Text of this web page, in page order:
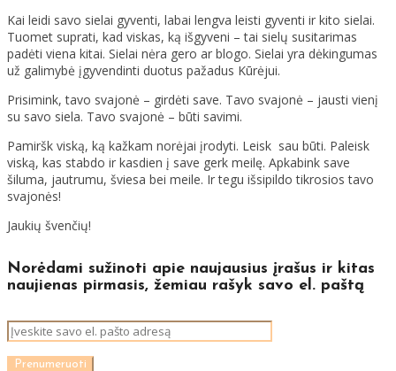
Kai leidi savo sielai gyventi, labai lengva leisti gyventi ir kito sielai.
Tuomet suprati, kad viskas, ką išgyveni – tai sielų susitarimas
padėti viena kitai. Sielai nėra gero ar blogo. Sielai yra dėkingumas
už galimybė įgyvendinti duotus pažadus Kūrėjui.
Prisimink, tavo svajonė – girdėti save. Tavo svajonė – jausti vienį
su savo siela. Tavo svajonė – būti savimi.
Pamiršk viską, ką kažkam norėjai įrodyti. Leisk sau būti. Paleisk
viską, kas stabdo ir kasdien į save gerk meilę. Apkabink save
šiluma, jautrumu, šviesa bei meile. Ir tegu išsipildo tikrosios tavo
svajonės!
Jaukių švenčių!
Norėdami sužinoti apie naujausius įrašus ir kitas
naujienas pirmasis, žemiau rašyk savo el. paštą